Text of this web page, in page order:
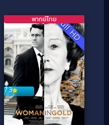
Full HD
7.3
พากย์ไทย